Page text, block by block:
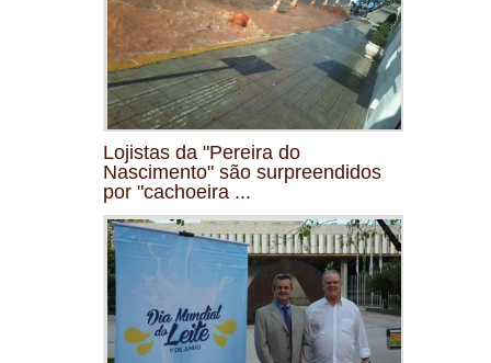
Lojistas da "Pereira do
Nascimento" são surpreendidos
por "cachoeira ...